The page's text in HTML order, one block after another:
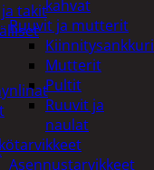
kahvat
Ruuvit ja mutterit
Mutterit
Pultit
Ruuvit ja
naulat
Asennustarvikkeet
takit